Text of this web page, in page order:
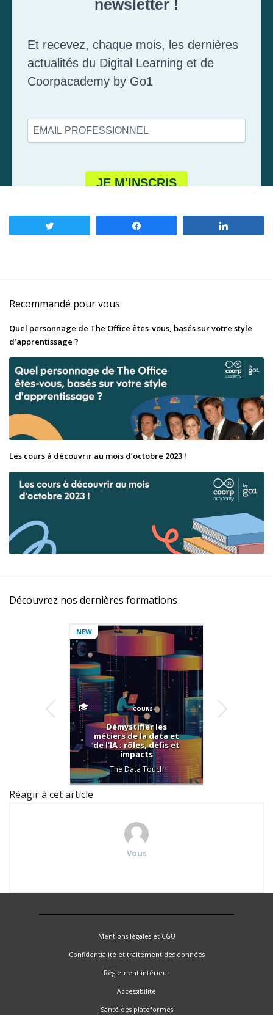
Recommandé pour vous
Quel personnage de The Office êtes-vous, basés sur votre style
d’apprentissage ?
Les cours à découvrir au mois d’octobre 2023 !
Découvrez nos dernières formations
NEW
COURS
Démystifier les
métiers de la data et
de l’IA : rôles, défis et
impacts
The Data Touch
Réagir à cet article
Vous
Mentions légales et CGU
Confidentialité et traitement des données
Règlement intérieur
Accessibilité
Santé des plateformes